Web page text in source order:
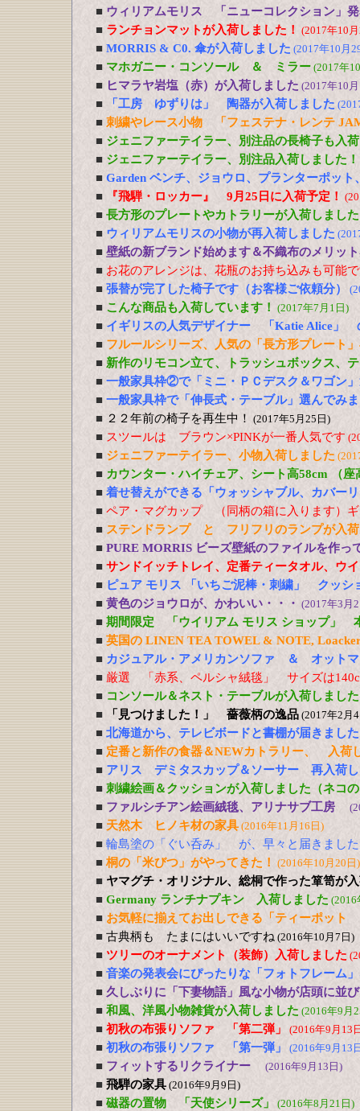
■ ウィリアムモリス 「ニューコレクション」
■ ランチョンマットが入荷しました！ (2017年10
■ MORRIS & C0. 傘が入荷しました (2017年10月
■ マホガニー・コンソール ＆ ミラー (2017年
■ ヒマラヤ岩塩（赤）が入荷しました (2017年10
■ 「工房 ゆずりは」 陶器が入荷しました
■ 刺繍やレース小物 「フェステナ・レンテ
■ ジェニファーテイラー、別注品の長椅子も入
■ ジェニファーテイラー、別注品入荷しました！
■ Garden ベンチ、ジョウロ、プランターポット
■
『飛騨・ロッカー』 9月25日に入荷予定！
■ 長方形のプレートやカトラリーが入荷しました
■ ウィリアムモリスの小物が再入荷しました
■ 壁紙の新ブランド始めます＆不織布のメリッ
■ お花のアレンジは、花瓶のお持ち込みも可能
■ 張替が完了した椅子です（お客様ご依頼分）
■ こんな商品も入荷しています！ (2017年7月1日)
■ イギリスの人気デザイナー 「Katie Alice」
■ フルールシリーズ、人気の「長方形プレート
■ 新作のリモコン立て、トラッシュボックス、
■ 一般家具枠②で「ミニ・ＰＣデスク＆ワゴン
■ 一般家具枠で「伸長式・テーブル」選んでみ
■ ２２年前の椅子を再生中！ (2017年5月25日)
■ スツールは ブラウン×PINKが一番人気です
■ ジェニファーテイラー、小物入荷しました
■ カウンター・ハイチェア、シート高58cm （座
■ 着せ替えができる「ウォッシャブル、カバー
■ ペア・マグカップ （同柄の箱に入ります）
■ ステンドランプ と フリフリのランプが入荷
■ PURE MORRIS ビーズ壁紙のファイルを作っ
■ サンドイッチトレイ、定番ティータオル、ウ
■ ピュア モリス 「いちご泥棒・刺繍」 クッシ
■ 黄色のジョウロが、かわいい・・・ (2017年3月
■ 期間限定 「ウイリアム モリス ショップ」
■ 英国の LINEN TEA TOWEL & NOTE,
■ カジュアル・アメリカンソファ ＆ オット
■ 厳選 「赤系、ペルシャ絨毯」 サイズは
■ コンソール＆ネスト・テーブルが入荷しました
■ 「見つけました！」 薔薇柄の逸品 (2017年2月
■ 北海道から、テレビボードと書棚が届きました
■ 定番と新作の食器＆NEWカトラリー、 入荷
■ アリス デミタスカップ＆ソーサー 再入荷し
■ 刺繍絵画＆クッションが入荷しました（ネコ
■ ファルシチアン絵画絨毯、アリナサブ工房
■ 天然木 ヒノキ材の家具 (2016年11月16日)
■ 輪島塗の「ぐい呑み」 が、早々と届きました
■ 桐の「米びつ」がやってきた！ (2016年10月20日)
■ ヤマグチ・オリジナル、総桐で作った箪笥が
■ Germany ランチナプキン 入荷しました (2016
■ お気軽に揃えてお出しできる「ティーポッ
■ 古典柄も たまにはいいですね (2016年10月7日)
■ ツリーのオーナメント（装飾）入荷しました
■ 音楽の発表会にぴったりな「フォトフレーム
■ 久しぶりに「下妻物語」風な小物が店頭に並
■ 和風、洋風小物雑貨が入荷しました (2016年9月
■ 初秋の布張りソファ 「第二弾」 (2016年9月13
■ 初秋の布張りソファ 「第一弾」 (2016年9月13
■ フィットするリクライナー (2016年9月13日)
■ 飛騨の家具 (2016年9月9日)
■ 磁器の置物 「天使シリーズ」 (2016年8月21日)